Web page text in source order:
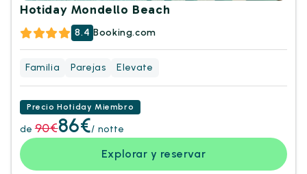
Hotiday Mondello Beach
8.4 Booking.com
Familia Parejas Elevate
Precio Hotiday Miembro
de 90€86€/ notte
Explorar y reservar